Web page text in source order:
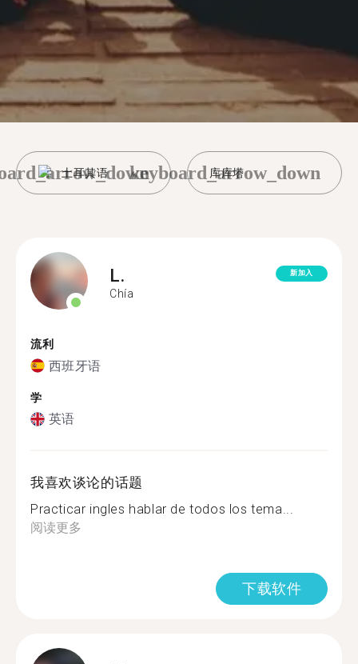
土耳其语 库库塔
keyboard_arrow_down
L.
Chía
新加入
流利
西班牙语
学
英语
我喜欢谈论的话题
Practicar ingles hablar de todos los tema...
阅读更多
下载软件